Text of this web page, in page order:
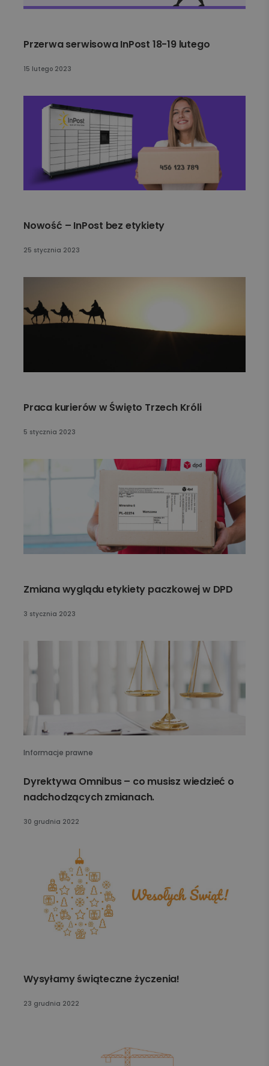
Przerwa serwisowa InPost 18-19 lutego
15 lutego 2023
Nowość – InPost bez etykiety
25 stycznia 2023
Praca kurierów w Święto Trzech Króli
5 stycznia 2023
Zmiana wyglądu etykiety paczkowej w DPD
3 stycznia 2023
Informacje prawne
Dyrektywa Omnibus – co musisz wiedzieć o
nadchodzących zmianach.
30 grudnia 2022
Wysyłamy świąteczne życzenia!
23 grudnia 2022